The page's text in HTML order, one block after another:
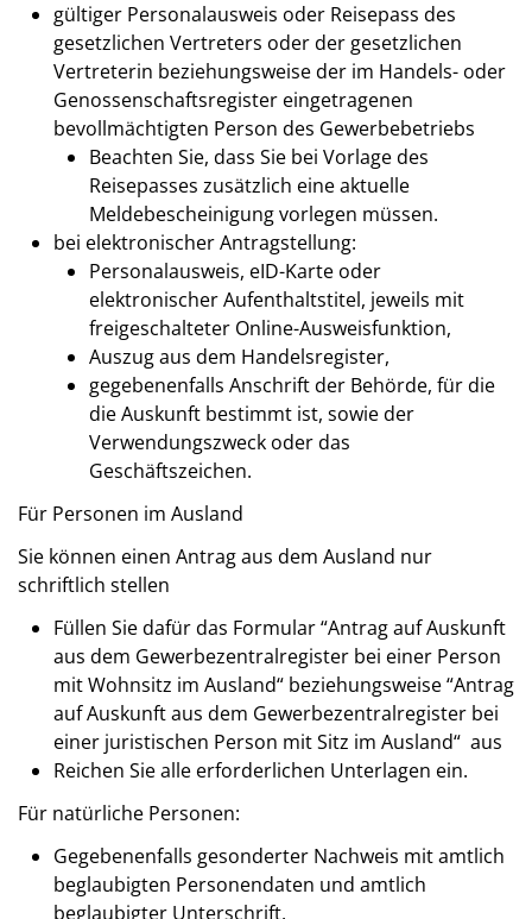
gültiger Personalausweis oder Reisepass des
gesetzlichen Vertreters oder der gesetzlichen
Vertreterin beziehungsweise der im Handels- oder
Genossenschaftsregister eingetragenen
bevollmächtigten Person des Gewerbebetriebs
Beachten Sie, dass Sie bei Vorlage des
Reisepasses zusätzlich eine aktuelle
Meldebescheinigung vorlegen müssen.
bei elektronischer Antragstellung:
Personalausweis, eID-Karte oder
elektronischer Aufenthaltstitel, jeweils mit
freigeschalteter Online-Ausweisfunktion,
Auszug aus dem Handelsregister,
gegebenenfalls Anschrift der Behörde, für die
die Auskunft bestimmt ist, sowie der
Verwendungszweck oder das
Geschäftszeichen.
Für Personen im Ausland
Sie können einen Antrag aus dem Ausland nur
schriftlich stellen
Füllen Sie dafür das Formular “Antrag auf Auskunft
aus dem Gewerbezentralregister bei einer Person
mit Wohnsitz im Ausland“ beziehungsweise “Antrag
auf Auskunft aus dem Gewerbezentralregister bei
einer juristischen Person mit Sitz im Ausland“ aus
Reichen Sie alle erforderlichen Unterlagen ein.
Für natürliche Personen:
Gegebenenfalls gesonderter Nachweis mit amtlich
beglaubigten Personendaten und amtlich
beglaubigter Unterschrift.